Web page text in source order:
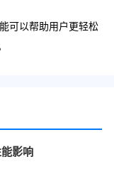
可以帮助用户更轻松
影响